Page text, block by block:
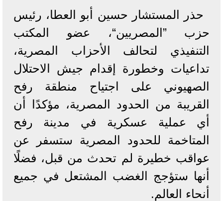
حذر المستشار حسين أبو العطا، رئيس
حزب ”المصريين“، عضو المكتب
التنفيذي لتحالف الأحزاب المصرية،
تداعيات وخطورة إقدام جيش الاحتلال
الصهيوني على اجتياح منطقة رفح
القريبة من الحدود المصرية، مؤكدًا أن
أي عملية عسكرية في مدينة رفح
المتاخمة للحدود المصرية ستسفر عن
عواقب خطيرة لم تحدث من قبل، فضلًا
أنها ستؤجج الغضب المشتعل في جميع
أنحاء العالم.